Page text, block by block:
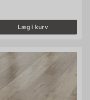
Læg i kurv